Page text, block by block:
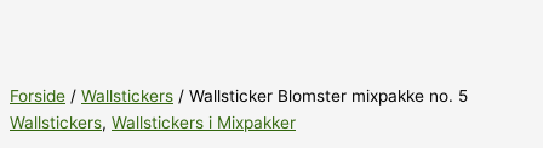
Forside / Wallstickers / Wallsticker Blomster mixpakke no. 5
Wallstickers, Wallstickers i Mixpakker